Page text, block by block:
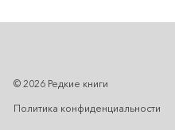
© 2026 Редкие книги
Политика конфиденциальности